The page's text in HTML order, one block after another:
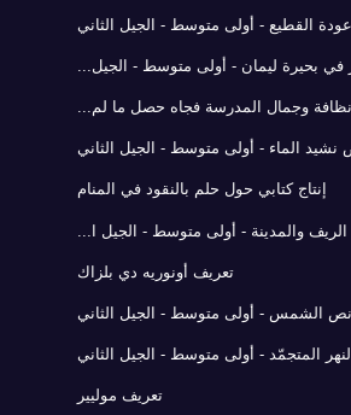
القطيع - أولى متوسط - الجيل الثاني
في بحيرة ليمان - أولى متوسط - الجيل...
نظافة وجمال المدرسة فجاه حصل ما لم...
الماء - أولى متوسط - الجيل الثاني
إنتاج كتابي حول حلم بالنقود في المنام
والمدينة - أولى متوسط - الجيل ا...
تعريف أونوريه دي بلزاك
الشمس - أولى متوسط - الجيل الثاني
المتجمّد - أولى متوسط - الجيل الثاني
تعريف موليير